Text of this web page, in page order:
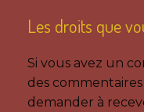
Les droits que
Si vous avez un
des
demander à